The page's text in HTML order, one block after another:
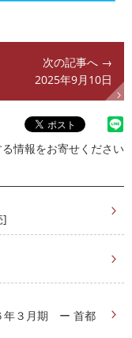
次の記事へ →
2025年9月10日
情報をお寄せください
]
年３月期 ー 首都